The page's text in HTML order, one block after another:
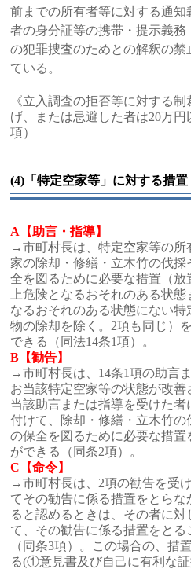
前までの所有者等に対する通知
者の身分証等の携帯・提示義
の犯罪捜査のためとの解釈の
ている。
《立入調査の拒否等に対する
げ、または忌避した者は20万円
項）
(4)「特定空家等」に対する措置
A【助言・指導】
→市町村長は、特定空家等の所
家の除却・修繕・立木竹の伐
全を図るために必要な措置（
上危険となるおそれのある状
なるおそれのある状態にない
物の除却を除く。2項も同じ）
できる（同法14条1項）。
B【勧告】
→市町村長は、14条1項の助言
お当該特定空家等の状態が改善
当該助言または指導を受けた
付けて、除却・修繕・立木竹
の保全を図るために必要な措置
ができる（同条2項）。
C【命令】
→市町村長は、2項の勧告を受
てその勧告に係る措置をとら
ると認めるときは、その者に
て、その勧告に係る措置をと
（同条3項）。この場合の、措
る(①意見書及び自己に有利な